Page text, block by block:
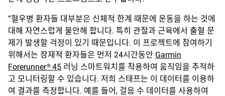
“혈우병 환자들 대부분은 신체적 한계 때문에 운동을 하는 것에
대해 자연스럽게 불안해 합니다. 특히 관절과 근육에서 출혈 문
제가 발생할 걱정이 있기 때문입니다. 이 프로젝트에 참여하기
위해서는 잠재적 환자들은 먼저 24시간동안 Garmin
Forerunner® 45 러닝 스마트워치를 착용하여 움직임을 추적하
고 모니터링할 수 있습니다. 저희 스태프는 이 데이터를 이용하
여 결과를 측정합니다. 예를 들어, 걸음 수 데이터를 사용하여